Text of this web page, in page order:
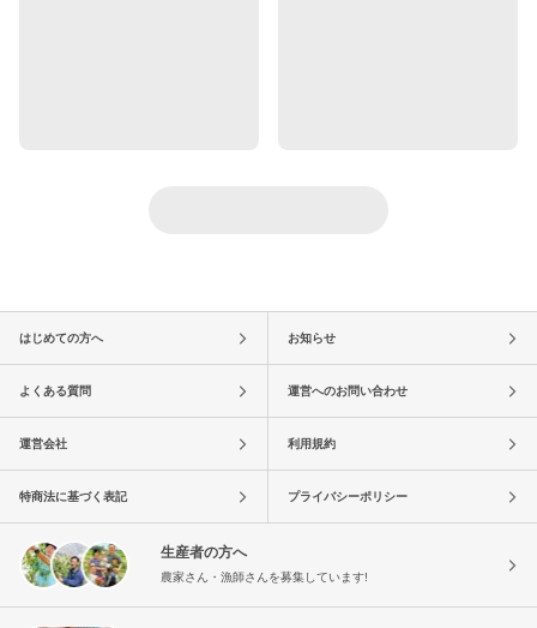
はじめての方へ お知らせ
よくある質問 運営へのお問い合わせ
運営会社 利用規約
特商法に基づく表記 プライバシーポリシー
生産者の方へ
農家さん・漁師さんを募集しています!